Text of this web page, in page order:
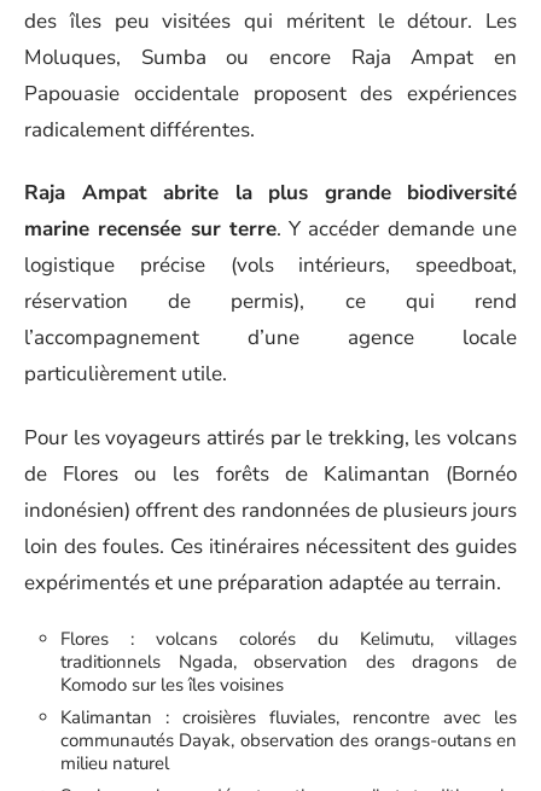
des îles peu visitées qui méritent le détour. Les
Moluques, Sumba ou encore Raja Ampat en
Papouasie occidentale proposent des expériences
radicalement différentes.
Raja Ampat abrite la plus grande biodiversité
marine recensée sur terre. Y accéder demande une
logistique précise (vols intérieurs, speedboat,
réservation de permis), ce qui rend
l’accompagnement d’une agence locale
particulièrement utile.
Pour les voyageurs attirés par le trekking, les volcans
de Flores ou les forêts de Kalimantan (Bornéo
indonésien) offrent des randonnées de plusieurs jours
loin des foules. Ces itinéraires nécessitent des guides
expérimentés et une préparation adaptée au terrain.
Flores : volcans colorés du Kelimutu, villages
traditionnels Ngada, observation des dragons de
Komodo sur les îles voisines
Kalimantan : croisières fluviales, rencontre avec les
communautés Dayak, observation des orangs-outans en
milieu naturel